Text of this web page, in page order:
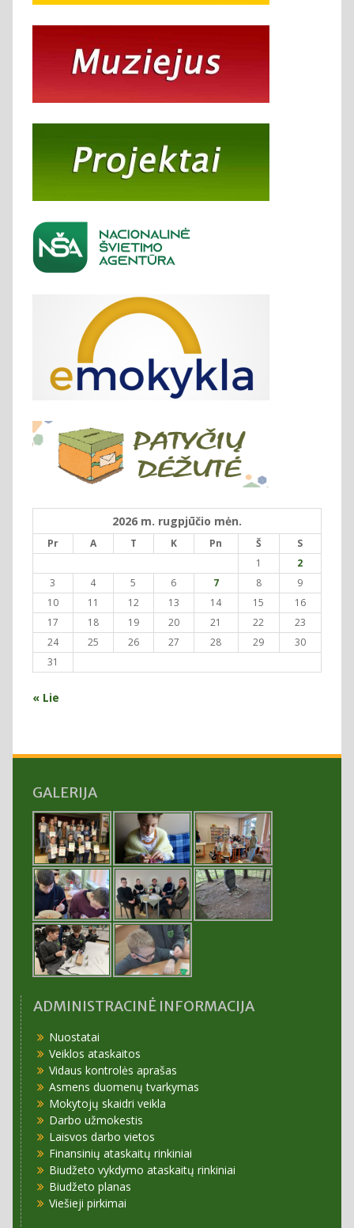
2026 m. rugpjūčio mėn.
Pr A T K Pn Š
S
1
2
3
4 5 6 7 8
9
10
11 12 13 14 15
16
17
18 19 20 21 22
23
24
25 26 27 28 29
30
31
« Lie
GALERIJA
ADMINISTRACINĖ INFORMACIJA
Nuostatai
Veiklos ataskaitos
Vidaus kontrolės aprašas
Asmens duomenų tvarkymas
Mokytojų skaidri veikla
Darbo užmokestis
Laisvos darbo vietos
Finansinių ataskaitų rinkiniai
Biudžeto vykdymo ataskaitų rinkiniai
Biudžeto planas
Viešieji pirkimai